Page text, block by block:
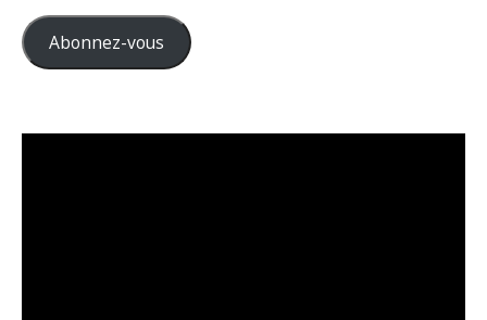
mail
Abonnez-vous